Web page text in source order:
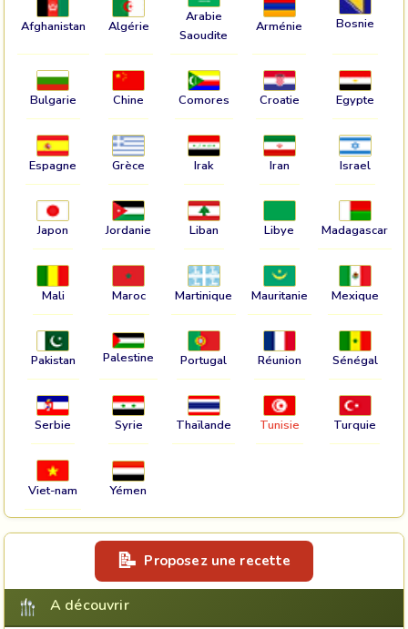
Afghanistan Algérie
Arabie
Saoudite
Arménie Bosnie
Bulgarie Chine Comores Croatie Egypte
Espagne Grèce Irak Iran Israel
Japon Jordanie Liban Libye Madagascar
Mali Maroc Martinique Mauritanie Mexique
Pakistan Palestine Portugal Réunion Sénégal
Serbie Syrie Thaïlande Tunisie Turquie
Viet-nam Yémen
Proposez une recette
A découvrir